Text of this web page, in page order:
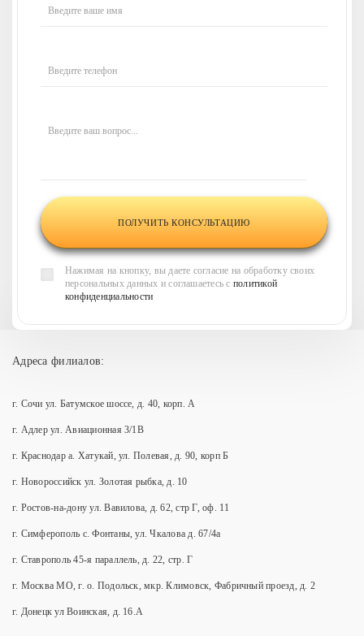
Введите ваше имя
Введите телефон
Введите ваш вопрос...
Нажимая на кнопку, вы даете согласие на обработку своих
персональных данных и соглашаетесь с политикой
конфиденциальности
Адреса филиалов:
г. Сочи ул. Батумское шоссе, д. 40, корп. А
г. Адлер ул. Авиационная 3/1В
г. Краснодар а. Хатукай, ул. Полевая, д. 90, корп Б
г. Новороссийск ул. Золотая рыбка, д. 10
г. Ростов-на-дону ул. Вавилова, д. 62, стр Г, оф. 11
г. Симферополь с. Фонтаны, ул. Чкалова д. 67/4а
г. Ставрополь 45-я параллель, д. 22, стр. Г
г. Москва МО, г. о. Подольск, мкр. Климовск, Фабричный проезд, д. 2
г. Донецк ул Воинская, д. 16.А